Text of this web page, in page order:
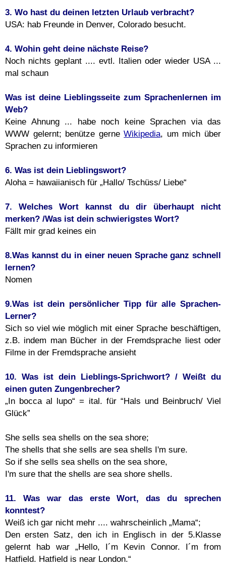
3. Wo hast du deinen letzten Urlaub verbracht?
USA: hab Freunde in Denver, Colorado besucht.
4. Wohin geht deine nächste Reise?
Noch nichts geplant .... evtl. Italien oder wieder USA ...
mal schaun
Was ist deine Lieblingsseite zum Sprachenlernen im
Web?
Keine Ahnung ... habe noch keine Sprachen via das
WWW gelernt; benütze gerneWikipedia, um mich über
Sprachen zu informieren
6. Was ist dein Lieblingswort?
Aloha = hawaiianisch für „Hallo/ Tschüss/ Liebe“
7. Welches Wort kannst du dir überhaupt nicht
merken? /Was ist dein schwierigstes Wort?
Fällt mir grad keines ein
8.Was kannst du in einer neuen Sprache ganz schnell
lernen?
Nomen
9.Was ist dein persönlicher Tipp für alle Sprachen-
Lerner?
Sich so viel wie möglich mit einer Sprache beschäftigen,
z.B. indem man Bücher in der Fremdsprache liest oder
Filme in der Fremdsprache ansieht
10. Was ist dein Lieblings-Sprichwort? / Weißt du
einen guten Zungenbrecher?
„In bocca al lupo“ = ital. für “Hals und Beinbruch/ Viel
Glück”
She sells sea shells on the sea shore;
The shells that she sells are sea shells I'm sure.
So if she sells sea shells on the sea shore,
I'm sure that the shells are sea shore shells.
11. Was war das erste Wort, das du sprechen
konntest?
Weiß ich gar nicht mehr .... wahrscheinlich „Mama“;
Den ersten Satz, den ich in Englisch in der 5.Klasse
gelernt hab war „Hello, I´m Kevin Connor. I´m from
Hatfield. Hatfield is near London.“